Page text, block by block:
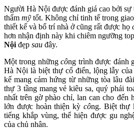
Người Hà Nội được đánh giá cao bởi sự
thẩm mỹtốt. Không chỉ tinh tế trong
thiết kế và bố trí nhà ở cũng rất được họ
hơn nhận định này khi chiêm ngưỡng
Nội đẹp sau đây.
Một trong nhữngcông trình được đánh
Hà Nội là biệt thự cổ điển, lộng lẫy
kế mang cảm hứng từ những tòa lâu đài
thự 3 tầng mang vẻ kiêu sa, quý phái
nhất trên gờ phào chỉ, lan can cho đến
lớn được hoàn thiện kỳ công. Biệt thự
tiếng khắp vùng, thể hiện được gu
của chủ nhân.